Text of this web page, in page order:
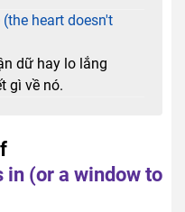
heart doesn't
dữ hay lo lắng
gì về nó.
in (or a window to